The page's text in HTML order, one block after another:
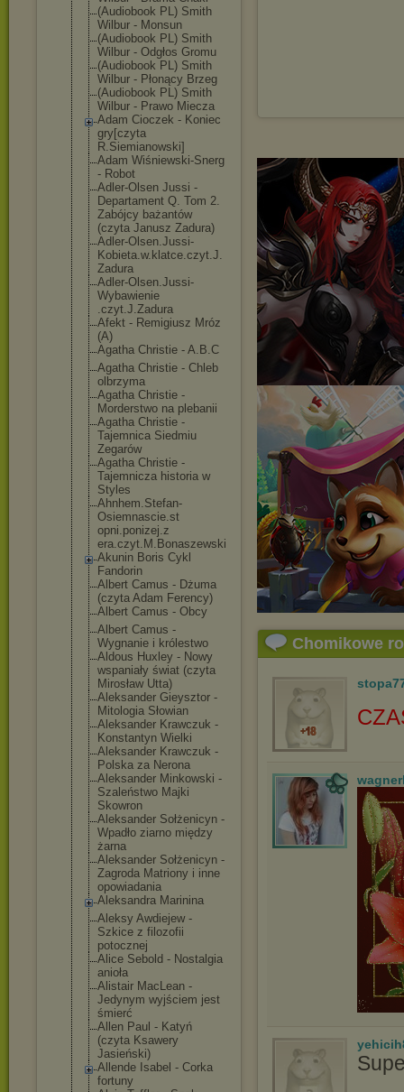
(Audiobook PL) Smith
Wilbur - Monsun
(Audiobook PL) Smith
Wilbur - Odgłos Gromu
(Audiobook PL) Smith
Wilbur - Płonący Brzeg
(Audiobook PL) Smith
Wilbur - Prawo Miecza
Adam Cioczek - Koniec
gry[czyta
R.Siemianowski]
Adam Wiśniewski-Snerg
- Robot
Adler-Olsen Jussi -
Departament Q. Tom 2.
Zabójcy bażantów
(czyta Janusz Zadura)
Adler-Olsen.Jussi-
Kobieta.w. klatce.czyt.J.
Zadura
Adler-Olsen.Jussi-
Wybawienie
.czyt.J.Zadura
Afekt - Remigiusz Mróz
(A)
Agatha Christie - A.B.C
Agatha Christie - Chleb
olbrzyma
Agatha Christie -
Morderstwo na plebanii
Agatha Christie -
Tajemnica Siedmiu
Zegarów
Agatha Christie -
Tajemnicza historia w
Styles
Ahnhem.Stefan-
Osiemnascie.st
opni.ponizej.z
era.czyt.M.Bonaszewski
Akunin Boris Cykl
Fandorin
Albert Camus - Dżuma
(czyta Adam Ferency)
Albert Camus - Obcy
Albert Camus -
Wygnanie i królestwo
Aldous Huxley - Nowy
wspaniały świat (czyta
Mirosław Utta)
Aleksander Gieysztor -
Mitologia Słowian
Aleksander Krawczuk -
Konstantyn Wielki
Aleksander Krawczuk -
Polska za Nerona
Aleksander Minkowski -
Szaleństwo Majki
Skowron
Aleksander Sołżenicyn -
Wpadło ziarno między
żarna
Aleksander Sołżenicyn -
Zagroda Matriony i inne
opowiadania
Aleksandra Marinina
Aleksy Awdiejew -
Szkice z filozofii
potocznej
Alice Sebold - Nostalgia
anioła
Alistair MacLean -
Jedynym wyjściem jest
śmierć
Allen Paul - Katyń
(czyta Ksawery
Jasieński)
Allende Isabel - Corka
fortuny
Chomikowe